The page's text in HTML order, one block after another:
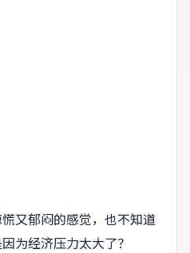
又郁闷的感觉，也不知道
为经济压力太大了？